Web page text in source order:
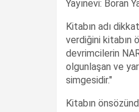
Yayınevi: Boran
Kitabın adı
verdiğini kitabın
devrimcilerin
olgunlaşan ve
simgesidir."
Kitabın